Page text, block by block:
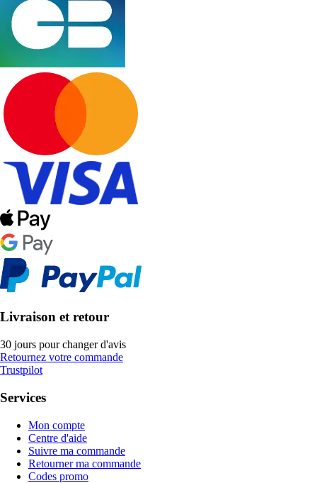
Livraison et retour
30 jours pour changer d'avis
Retournez votre commande
Trustpilot
Services
Mon compte
Centre d'aide
Suivre ma commande
Retourner ma commande
Codes promo